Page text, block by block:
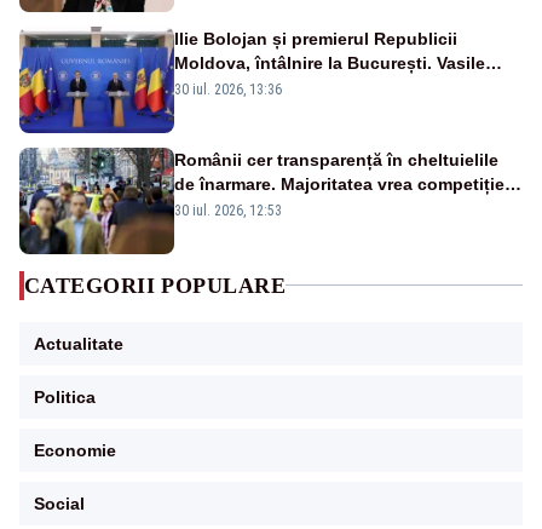
Ilie Bolojan și premierul Republicii
Moldova, întâlnire la București. Vasile
Tofan, primit cu onoruri militare
30 iul. 2026, 13:36
Românii cer transparență în cheltuielile
de înarmare. Majoritatea vrea competiție
reală și industrie locală – SONDAJ
30 iul. 2026, 12:53
CATEGORII POPULARE
Actualitate
Politica
Economie
Social